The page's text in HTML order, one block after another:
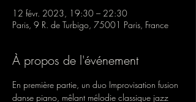
12 févr. 2023, 19:30 – 22:30
Paris, 9 R. de Turbigo, 75001 Paris, France
À propos de l'événement
En première partie, un duo Improvisation fusion
danse piano, mêlant mélodie classique jazz